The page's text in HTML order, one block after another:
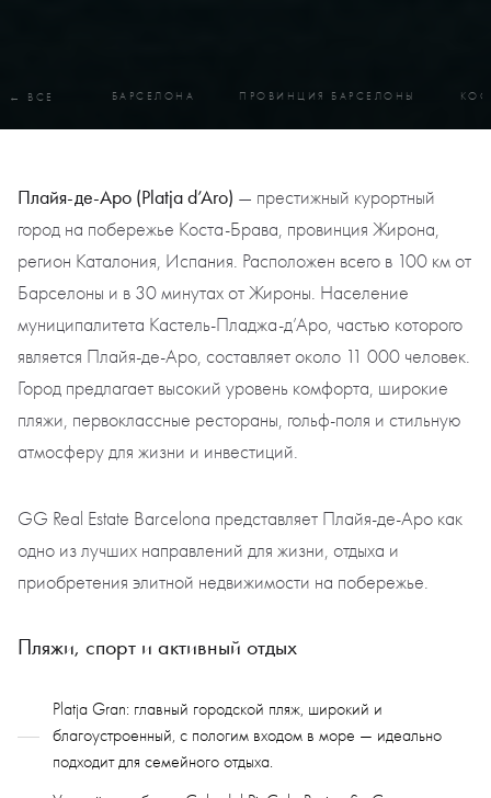
← ВСЕ БАРСЕЛОНА ПРОВИНЦИЯ БАРСЕЛОНЫ
Плайя-де-Аро (Platja d’Aro) — престижный курортный
город на побережье Коста-Брава, провинция Жирона,
регион Каталония, Испания. Расположен всего в 100 км от
Барселоны и в 30 минутах от Жироны. Население
муниципалитета Кастель-Пладжа-д’Аро, частью которого
является Плайя-де-Аро, составляет около 11 000 человек.
Город предлагает высокий уровень комфорта, широкие
пляжи, первоклассные рестораны, гольф-поля и стильную
атмосферу для жизни и инвестиций.
GG Real Estate Barcelona представляет Плайя-де-Аро как
одно из лучших направлений для жизни, отдыха и
приобретения элитной недвижимости на побережье.
Пляжи, спорт и активный отдых
Platja Gran: главный городской пляж, широкий и
благоустроенный, с пологим входом в море — идеально
подходит для семейного отдыха.